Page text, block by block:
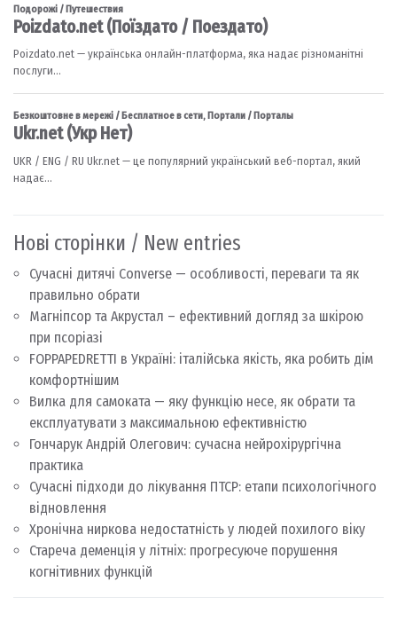
Нові сторінки / New entries
Сучасні дитячі Converse — особливості, переваги та як
правильно обрати
Магніпсор та Акрустал – ефективний догляд за шкірою
при псоріазі
FOPPAPEDRETTI в Україні: італійська якість, яка робить дім
комфортнішим
Вилка для самоката — яку функцію несе, як обрати та
експлуатувати з максимальною ефективністю
Гончарук Андрій Олегович: сучасна нейрохірургічна
практика
Сучасні підходи до лікування ПТСР: етапи психологічного
відновлення
Хронічна ниркова недостатність у людей похилого віку
Стареча деменція у літніх: прогресуюче порушення
когнітивних функцій